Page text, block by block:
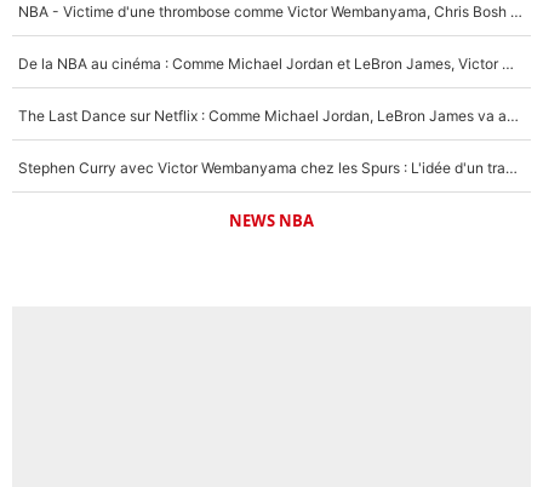
NBA - Victime d'une thrombose comme Victor Wembanyama, Chris Bosh prévient le Français des risques sur sa santé : «J’ai failli mourir sur le coup et j’ai été ramené à la vie»
De la NBA au cinéma : Comme Michael Jordan et LeBron James, Victor Wembanyama rêve d'une carrière d'acteur !
The Last Dance sur Netflix : Comme Michael Jordan, LeBron James va avoir le droit à sa série !
Stephen Curry avec Victor Wembanyama chez les Spurs : L'idée d'un trade historique est lancée en NBA !
NEWS NBA